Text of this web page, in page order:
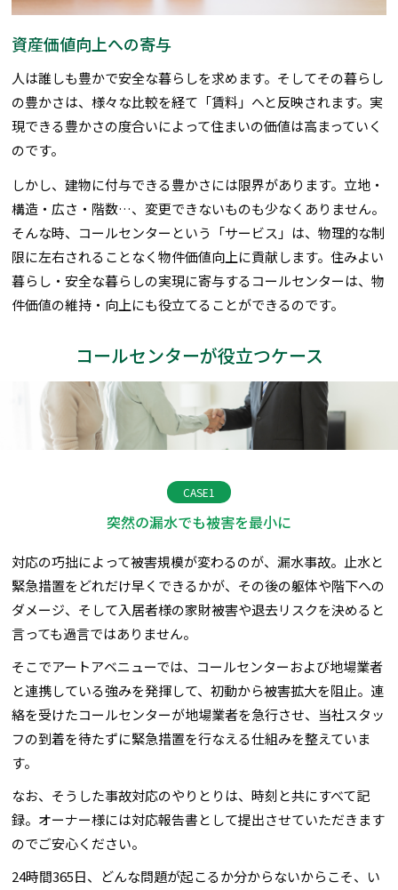
資産価値向上への寄与
人は誰しも豊かで安全な暮らしを求めます。そしてその暮らし
の豊かさは、様々な比較を経て「賃料」へと反映されます。実
現できる豊かさの度合いによって住まいの価値は高まっていく
のです。
しかし、建物に付与できる豊かさには限界があります。立地・
構造・広さ・階数…、変更できないものも少なくありません。
そんな時、コールセンターという「サービス」は、物理的な制
限に左右されることなく物件価値向上に貢献します。住みよい
暮らし・安全な暮らしの実現に寄与するコールセンターは、物
件価値の維持・向上にも役立てることができるのです。
コールセンターが役立つケース
CASE1
突然の漏水でも被害を最小に
対応の巧拙によって被害規模が変わるのが、漏水事故。止水と
緊急措置をどれだけ早くできるかが、その後の躯体や階下への
ダメージ、そして入居者様の家財被害や退去リスクを決めると
言っても過言ではありません。
そこでアートアベニューでは、コールセンターおよび地場業者
と連携している強みを発揮して、初動から被害拡大を阻止。連
絡を受けたコールセンターが地場業者を急行させ、当社スタッ
フの到着を待たずに緊急措置を行なえる仕組みを整えていま
す。
なお、そうした事故対応のやりとりは、時刻と共にすべて記
録。オーナー様には対応報告書として提出させていただきます
のでご安心ください。
24時間365日、どんな問題が起こるか分からないからこそ、い